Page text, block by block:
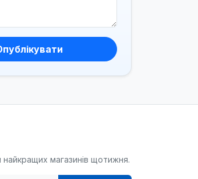
магазинів щотижня.